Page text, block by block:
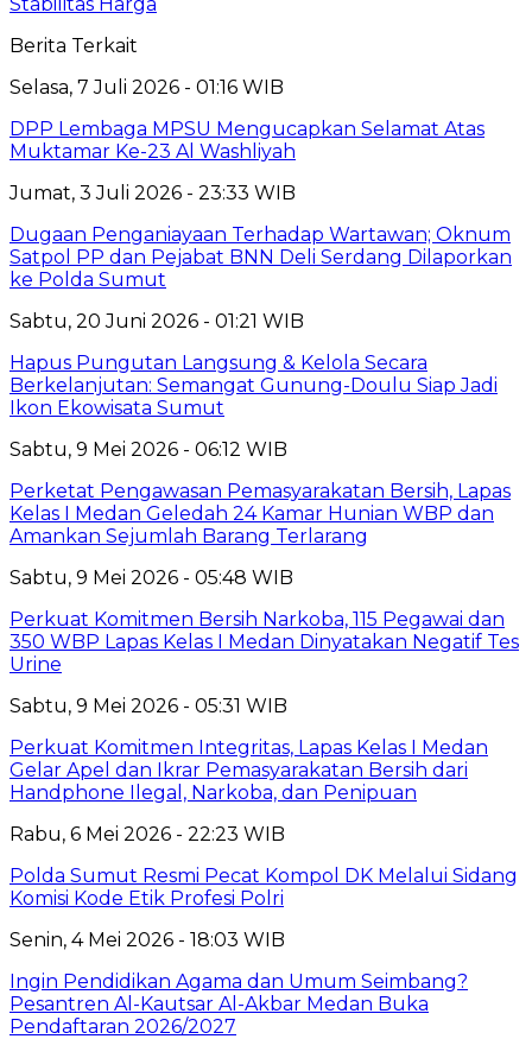
Berita Terkait
Selasa, 7 Juli 2026 - 01:16 WIB
DPP Lembaga MPSU Mengucapkan Selamat Atas
Muktamar Ke-23 Al Washliyah
Jumat, 3 Juli 2026 - 23:33 WIB
Dugaan Penganiayaan Terhadap Wartawan; Oknum
Satpol PP dan Pejabat BNN Deli Serdang Dilaporkan
ke Polda Sumut
Sabtu, 20 Juni 2026 - 01:21 WIB
Hapus Pungutan Langsung & Kelola Secara
Berkelanjutan: Semangat Gunung-Doulu Siap Jadi
Ikon Ekowisata Sumut
Sabtu, 9 Mei 2026 - 06:12 WIB
Perketat Pengawasan Pemasyarakatan Bersih, Lapas
Kelas I Medan Geledah 24 Kamar Hunian WBP dan
Amankan Sejumlah Barang Terlarang
Sabtu, 9 Mei 2026 - 05:48 WIB
Perkuat Komitmen Bersih Narkoba, 115 Pegawai dan
350 WBP Lapas Kelas I Medan Dinyatakan Negatif Tes
Urine
Sabtu, 9 Mei 2026 - 05:31 WIB
Perkuat Komitmen Integritas, Lapas Kelas I Medan
Gelar Apel dan Ikrar Pemasyarakatan Bersih dari
Handphone Ilegal, Narkoba, dan Penipuan
Rabu, 6 Mei 2026 - 22:23 WIB
Polda Sumut Resmi Pecat Kompol DK Melalui Sidang
Komisi Kode Etik Profesi Polri
Senin, 4 Mei 2026 - 18:03 WIB
Ingin Pendidikan Agama dan Umum Seimbang?
Pesantren Al-Kautsar Al-Akbar Medan Buka
Pendaftaran 2026/2027